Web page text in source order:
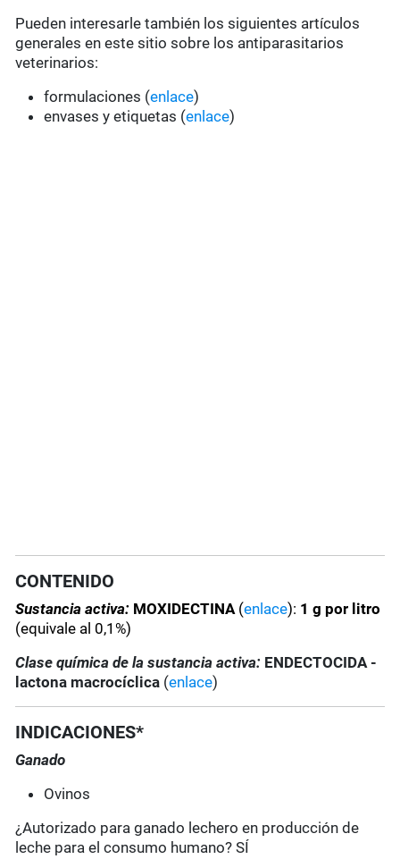
Pueden interesarle también los siguientes artículos
generales en este sitio sobre los antiparasitarios
veterinarios:
formulaciones (enlace)
envases y etiquetas (enlace)
CONTENIDO
Sustancia activa: MOXIDECTINA (enlace): 1 g por litro
(equivale al 0,1%)
Clase química de la sustancia activa: ENDECTOCIDA -
lactona macrocíclica (enlace)
INDICACIONES*
Ganado
Ovinos
¿Autorizado para ganado lechero en producción de
leche para el consumo humano? SÍ